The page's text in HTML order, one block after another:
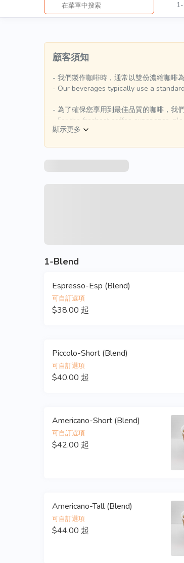
顧客須知
- 我們製作咖啡時，通常以雙份濃縮咖啡
- Our beverages typically use a
- 為了確保您享用到最佳品質的咖啡，我
- For the freshest coffee experience,
Thank you for your support!
顯示更多
1-Blend
Espresso-Esp (Blend)
可自訂選項
$38.00 起
Piccolo-Short (Blend)
可自訂選項
$40.00 起
Americano-Short (Blend)
可自訂選項
$42.00 起
Americano-Tall (Blend)
可自訂選項
$44.00 起